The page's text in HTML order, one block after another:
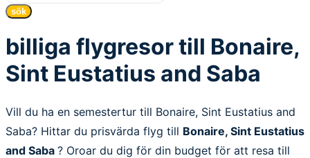
sök
billiga flygresor till Bonaire,
Sint Eustatius and Saba
Vill du ha en semestertur till Bonaire, Sint Eustatius and
Saba? Hittar du prisvärda flyg till Bonaire, Sint Eustatius
and Saba ? Oroar du dig för din budget för att resa till